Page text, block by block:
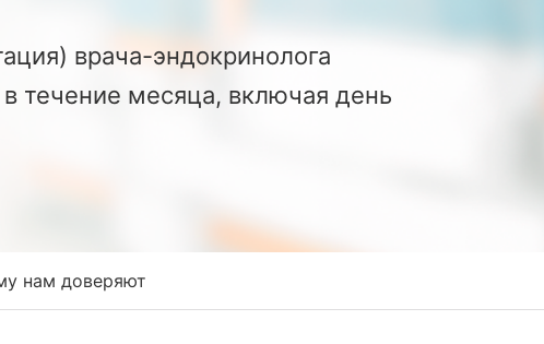
врача-эндокринолога
течение месяца, включая день
нам доверяют